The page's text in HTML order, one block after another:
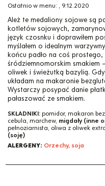
Ostatnio w menu: , 9.12.2020
Ależ te medaliony sojowe są
kotletów sojowych,
język czosnku i doprawiłem
myślałem o idealnym
końcu padło na coś
śródziemnomorskim
oliwek i świeżutką bazylią.
układam na makaronie
Wystarczy posypać danie
pałaszować ze smakiem.
SKŁADNIKI: pomidor, makaron
cebula, marchew, migdały (inne
pełnoziarnista, oliwa z oliwek
(soję)
ALERGENY: Orzechy, soja